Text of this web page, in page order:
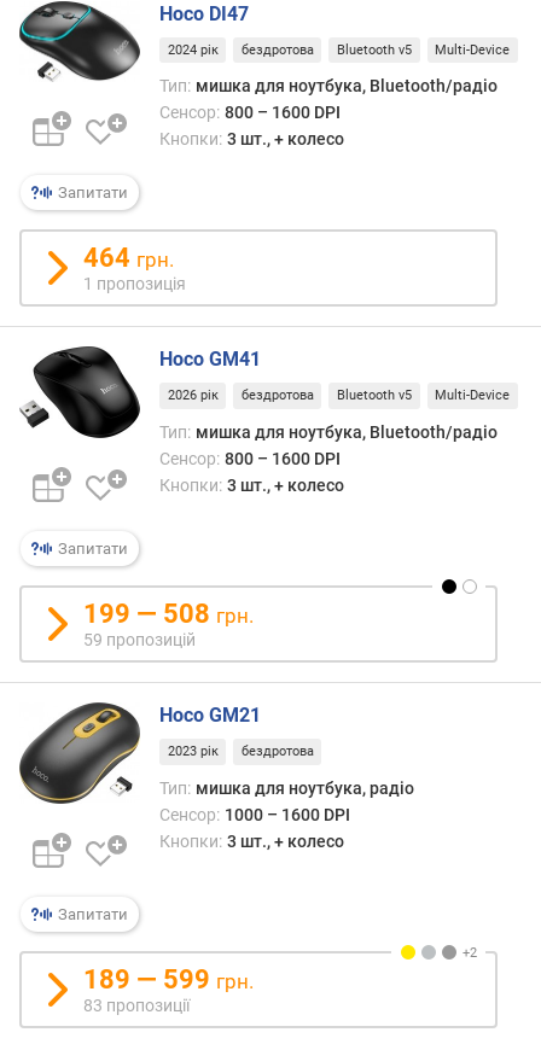
e
t
o
t
h
т
н
о
л
о
і
я
п
р
з
ч
н
я
в
и
р
о
н
и
к
с
е
н
Запитати
Hoco DI47
2024 рік бездротова Bluetooth v5 Multi-Device
Тип: мишка для ноутбука, Bluetooth/радіо
Сенсор: 800 – 1600 DPI
Кнопки: 3 шт., + колесо
464 грн.
1 пропозиція
Запитати
Hoco GM41
2026 рік бездротова Bluetooth v5 Multi-Device
Тип: мишка для ноутбука, Bluetooth/радіо
Сенсор: 800 – 1600 DPI
Кнопки: 3 шт., + колесо
199 — 508 грн.
59 пропозицій
Запитати
Hoco GM21
2023 рік бездротова
Тип: мишка для ноутбука, радіо
Сенсор: 1000 – 1600 DPI
Кнопки: 3 шт., + колесо
189 — 599 грн.
83 пропозиції